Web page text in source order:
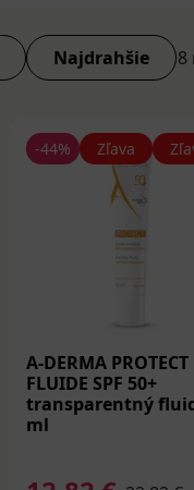
Najdrahšie 8
-44% Zľava
A-DERMA PROTECT
FLUIDE SPF 50+
transparentný
ml